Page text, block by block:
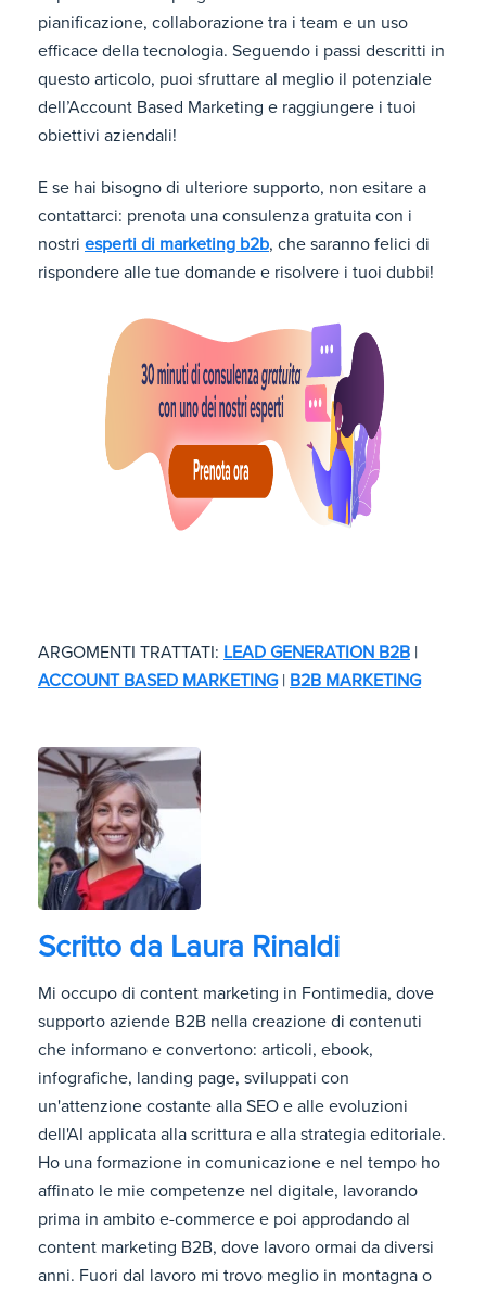
pianificazione, collaborazione tra i team e un uso
efficace della tecnologia. Seguendo i passi descritti in
questo articolo, puoi sfruttare al meglio il potenziale
dell’Account Based Marketing e raggiungere i tuoi
obiettivi aziendali!
E se hai bisogno di ulteriore supporto, non esitare a
contattarci: prenota una consulenza gratuita con i
nostri esperti di marketing b2b, che saranno felici di
rispondere alle tue domande e risolvere i tuoi dubbi!
ARGOMENTI TRATTATI: LEAD GENERATION B2B |
ACCOUNT BASED MARKETING | B2B MARKETING
Scritto da Laura Rinaldi
Mi occupo di content marketing in Fontimedia, dove
supporto aziende B2B nella creazione di contenuti
che informano e convertono: articoli, ebook,
infografiche, landing page, sviluppati con
un'attenzione costante alla SEO e alle evoluzioni
dell'AI applicata alla scrittura e alla strategia editoriale.
Ho una formazione in comunicazione e nel tempo ho
affinato le mie competenze nel digitale, lavorando
prima in ambito e-commerce e poi approdando al
content marketing B2B, dove lavoro ormai da diversi
anni. Fuori dal lavoro mi trovo meglio in montagna o